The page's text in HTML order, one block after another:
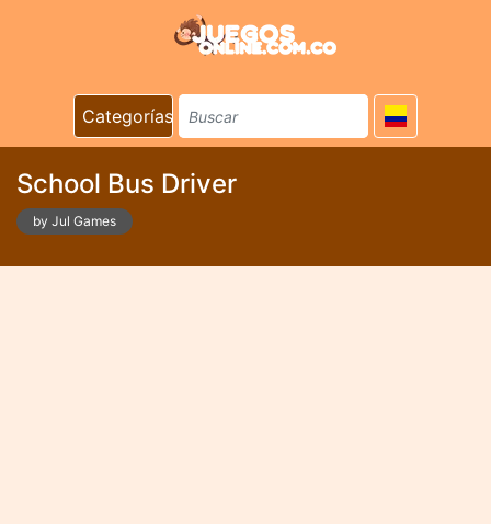
Categorías
School Bus Driver
by Jul Games